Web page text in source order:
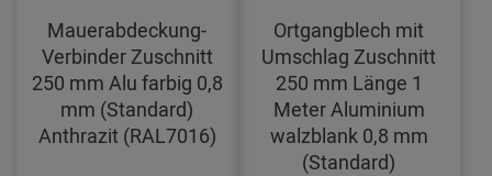
Mauerabdeckung-
Verbinder Zuschnitt
250 mm Alu farbig 0,8
mm (Standard)
Anthrazit (RAL7016)
Ortgangblech mit
Umschlag Zuschnitt
250 mm Länge 1
Meter Aluminium
walzblank 0,8 mm
(Standard)